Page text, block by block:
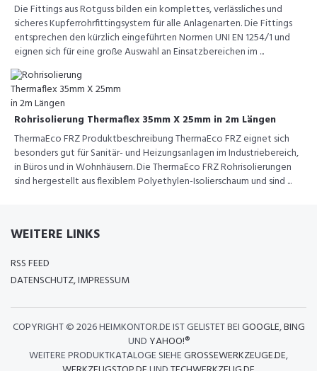
Die Fittings aus Rotguss bilden ein komplettes, verlässliches und
sicheres Kupferrohrfittingsystem für alle Anlagenarten. Die Fittings
entsprechen den kürzlich eingeführten Normen UNI EN 1254/1 und
eignen sich für eine große Auswahl an Einsatzbereichen im ...
Rohrisolierung Thermaflex 35mm X 25mm in 2m Längen
ThermaEco FRZ Produktbeschreibung ThermaEco FRZ eignet sich
besonders gut für Sanitär- und Heizungsanlagen im Industriebereich,
in Büros und in Wohnhäusern. Die ThermaEco FRZ Rohrisolierungen
sind hergestellt aus flexiblem Polyethylen-Isolierschaum und sind ...
WEITERE LINKS
RSS FEED
DATENSCHUTZ, IMPRESSUM
COPYRIGHT ©2026 HEIMKONTOR.DE IST GELISTET BEIGOOGLE,BING
UND YAHOO!®
WEITERE PRODUKTKATALOGE SIEHEGROSSEWERKZEUGE.DE,